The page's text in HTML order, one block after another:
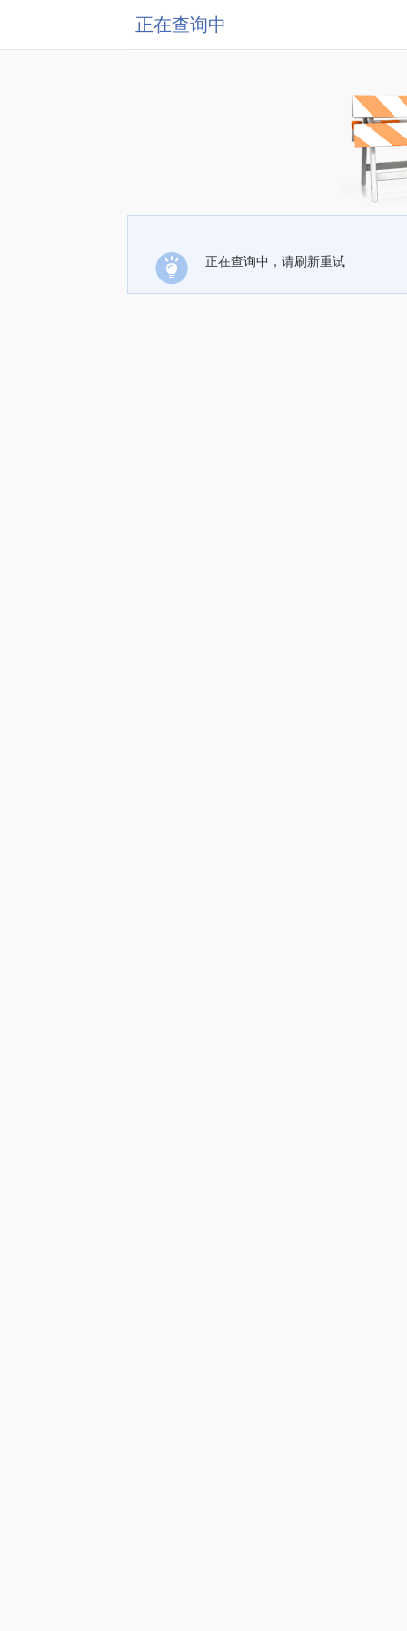
正在查询中
正在查询中，请刷新重试